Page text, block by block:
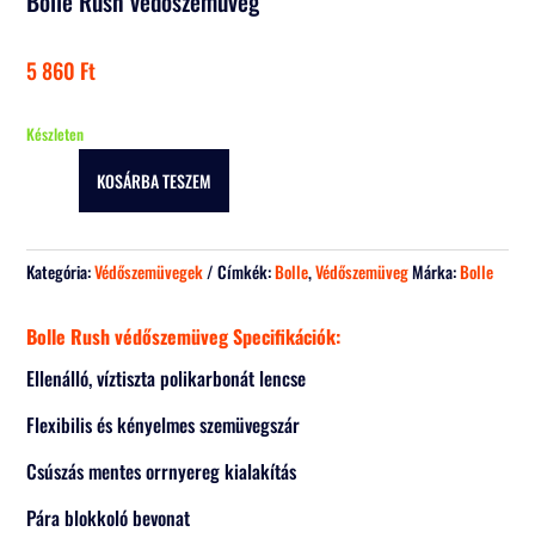
5 860 Ft
Készleten
védőszemüveg
mennyiség
KOSÁRBA TESZEM
Kategória:Védőszemüvegek Címkék:Bolle,VédőszemüvegMárka:Bolle
Bolle Rush védőszemüveg Specifikációk:
Ellenálló, víztiszta polikarbonát lencse
Flexibilis és kényelmes szemüvegszár
Csúszás mentes orrnyereg kialakítás
Pára blokkoló bevonat